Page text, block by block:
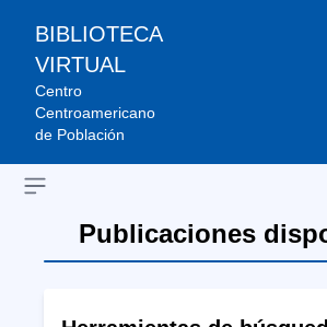
BIBLIOTECA
VIRTUAL
Centro
Centroamericano
de Población
Open sidebar
Publicaciones